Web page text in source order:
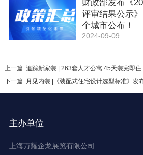
财政部发布《
评审结果公示
个城市公布！
2024-09-09
上一篇: 追踪新家装 | 263套人才公寓 45天装完即住
主办单位
上海万耀企龙展览有限公司